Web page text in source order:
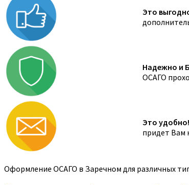
Это
Надежно и
ОСАГО
Это удобно!
придет Вам
Оформление ОСАГО в Заречном для различных